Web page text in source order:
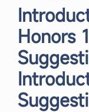
Honors